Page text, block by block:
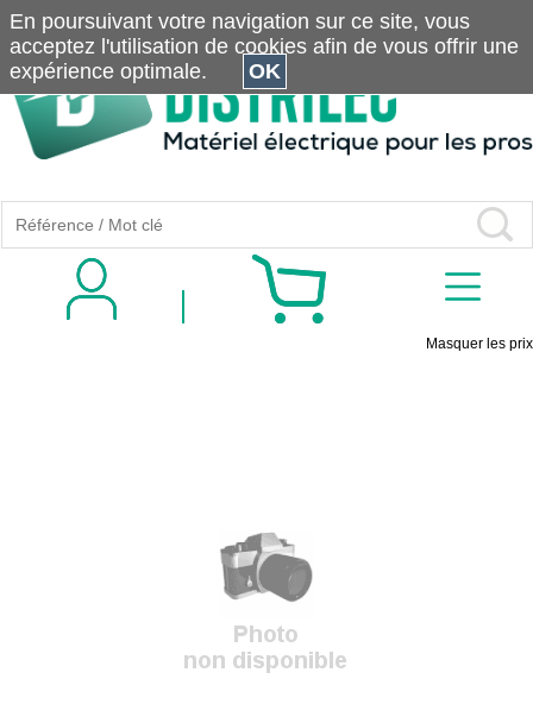
Masquer les prix
En poursuivant votre navigation sur ce site, vous
acceptez l'utilisation de cookies afin de vous offrir une
expérience optimale.
OK